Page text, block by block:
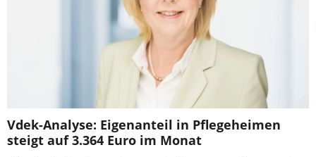
Vdek-Analyse: Eigenanteil in Pflegeheimen
steigt auf 3.364 Euro im Monat